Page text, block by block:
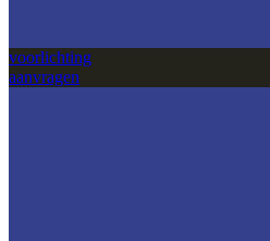
voorlichting
aanvragen